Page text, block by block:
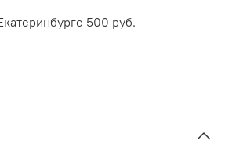
500 руб.